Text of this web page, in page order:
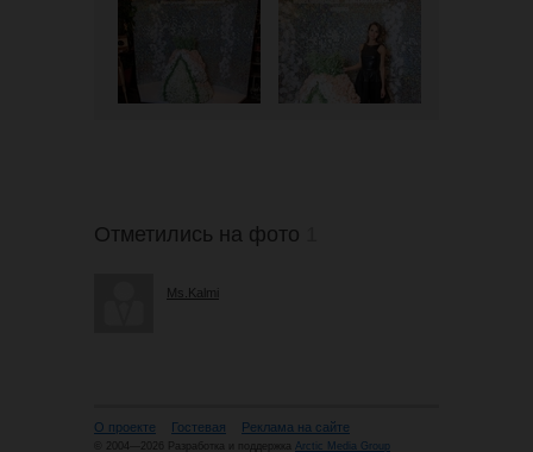
Отметились на фото
Ms.Kalmi
О проекте Гостевая Реклама на сайте
© 2004—2026 Разработка и поддержка Arctic Media Group